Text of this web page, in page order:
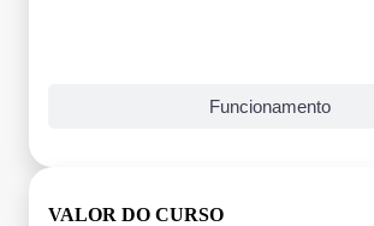
Funcionamento
VALOR DO CURSO